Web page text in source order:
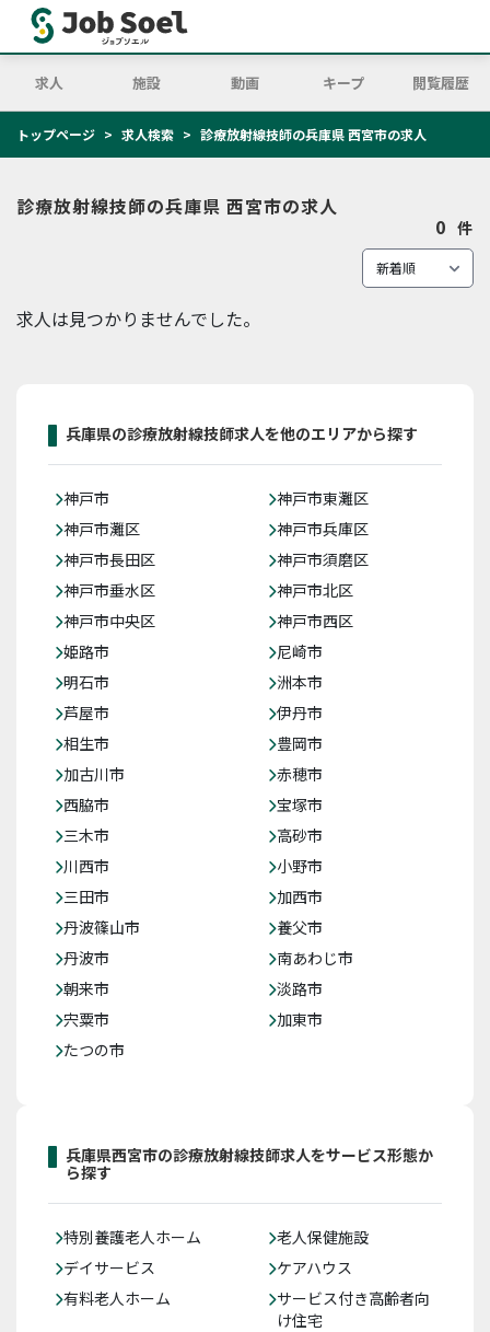
求人 施設 動画 キープ 閲覧履歴
トップページ 求人検索 診療放射線技師の兵庫県 西宮市の求人
診療放射線技師の兵庫県 西宮市の求人
0 件
求人は見つかりませんでした。
兵庫県の診療放射線技師求人を他のエリアから探す
神戸市
神戸市東灘区
神戸市灘区
神戸市兵庫区
神戸市長田区
神戸市須磨区
神戸市垂水区
神戸市北区
神戸市中央区
神戸市西区
姫路市
尼崎市
明石市
洲本市
芦屋市
伊丹市
相生市
豊岡市
加古川市
赤穂市
西脇市
宝塚市
三木市
高砂市
川西市
小野市
三田市
加西市
丹波篠山市
養父市
丹波市
南あわじ市
朝来市
淡路市
宍粟市
加東市
たつの市
兵庫県西宮市の診療放射線技師求人をサービス形態か
ら探す
特別養護老人ホーム
老人保健施設
デイサービス
ケアハウス
有料老人ホーム
サービス付き高齢者向
け住宅